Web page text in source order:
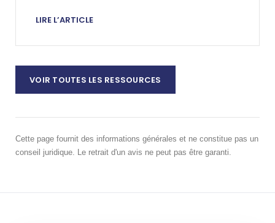
LIRE L’ARTICLE
VOIR TOUTES LES RESSOURCES
Cette page fournit des informations générales et ne constitue pas un
conseil juridique. Le retrait d'un avis ne peut pas être garanti.